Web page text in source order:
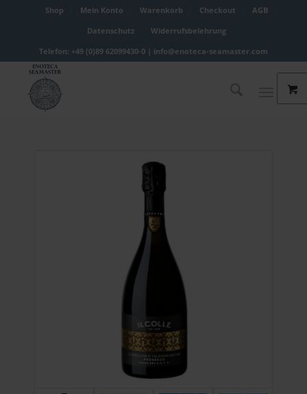
Shop Mein Konto Warenkorb Checkout
AGB
Datenschutz
Widerrufsbelehrung
Telefon: +49 (0)89 62099430-0 | info@enoteca-seamaster.com